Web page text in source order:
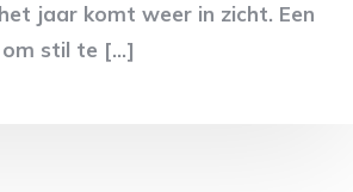
jaar komt weer in zicht. Een
stil te [...]